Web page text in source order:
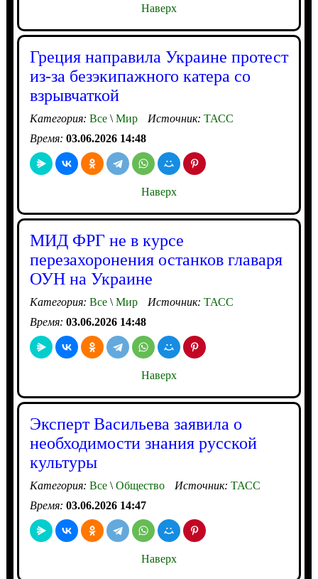
Наверх
Греция направила Украине протест
из-за безэкипажного катера со
взрывчаткой
Категория: Все\Мир Источник: ТАСС
Время: 03.06.2026 14:48
Наверх
МИД ФРГ не в курсе
перезахоронения останков главаря
ОУН на Украине
Категория: Все\Мир Источник: ТАСС
Время: 03.06.2026 14:48
Наверх
Эксперт Васильева заявила о
необходимости знания русской
культуры
Категория: Все\Общество Источник: ТАСС
Время: 03.06.2026 14:47
Наверх